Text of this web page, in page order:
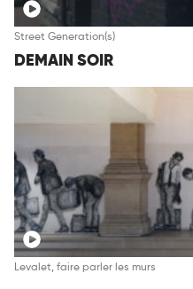
Street Generation(s)
DEMAIN SOIR
Levalet, faire parler les murs